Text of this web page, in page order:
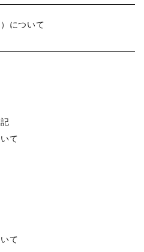
について
て
て